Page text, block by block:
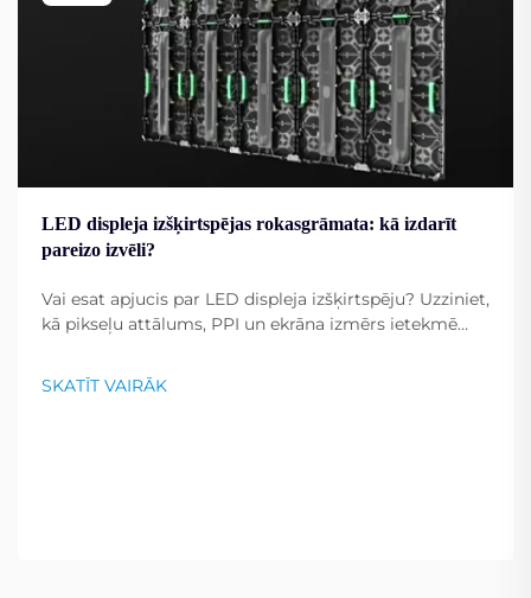
LED displeja izšķirtspējas rokasgrāmata: kā izdarīt
pareizo izvēli?
Vai esat apjucis par LED displeja izšķirtspēju? Uzziniet,
kā pikseļu attālums, PPI un ekrāna izmērs ietekmē
izvēlēties optimālo izšķirtspēju saviem mērķiem.
SKATĪT VAIRĀK